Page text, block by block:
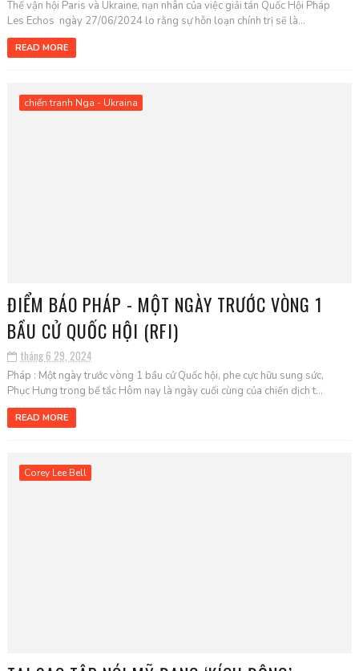
Thế vận hội Paris và Ukraine, nạn nhân của việc giải tán Quốc Hội Pháp
Les Echos ngày 27/06/2024 lo rằng sự hỗn loạn chính trị sẽ là...
READ MORE
chiến tranh Nga - Ukraina
ĐIỂM BÁO PHÁP - MỘT NGÀY TRƯỚC VÒNG 1
BẦU CỬ QUỐC HỘI (RFI)
tháng 6 29, 2024
Pháp : Một ngày trước vòng 1 bầu cử Quốc hội, phe cực hữu sung sức,
Phục Hưng trong bế tắc Hôm nay là ngày cuối cùng của chiến dịch t...
READ MORE
Corey Lee Bell